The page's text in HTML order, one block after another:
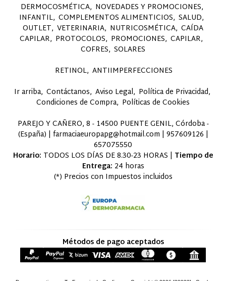
DERMOCOSMÉTICA NOVEDADES Y PROMOCIONES
INFANTIL COMPLEMENTOS ALIMENTICIOS SALUD
OUTLET VETERINARIA NUTRICOSMÉTICA CAÍDA
CAPILAR PROTOCOLOS PROMOCIONES CAPILAR
COFRES SOLARES
RETINOL ANTIIMPERFECCIONES
Ir arriba Contáctanos Aviso Legal Política de Privacidad
Condiciones de Compra Políticas de Cookies
PAREJO Y CAÑERO, 8 - 14500 PUENTE GENIL, Córdoba -
(España) | farmaciaeuropapg@hotmail.com | 957609126 |
657075550
Horario: TODOS LOS DÍAS DE 8.30-23 HORAS | Tiempo de
Entrega: 24 horas
(*) Precios con Impuestos incluidos
Métodos de pago aceptados